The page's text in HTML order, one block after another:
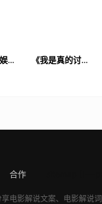
乐
《我是真的讨厌
合作
电影解说文案、 电影解说词